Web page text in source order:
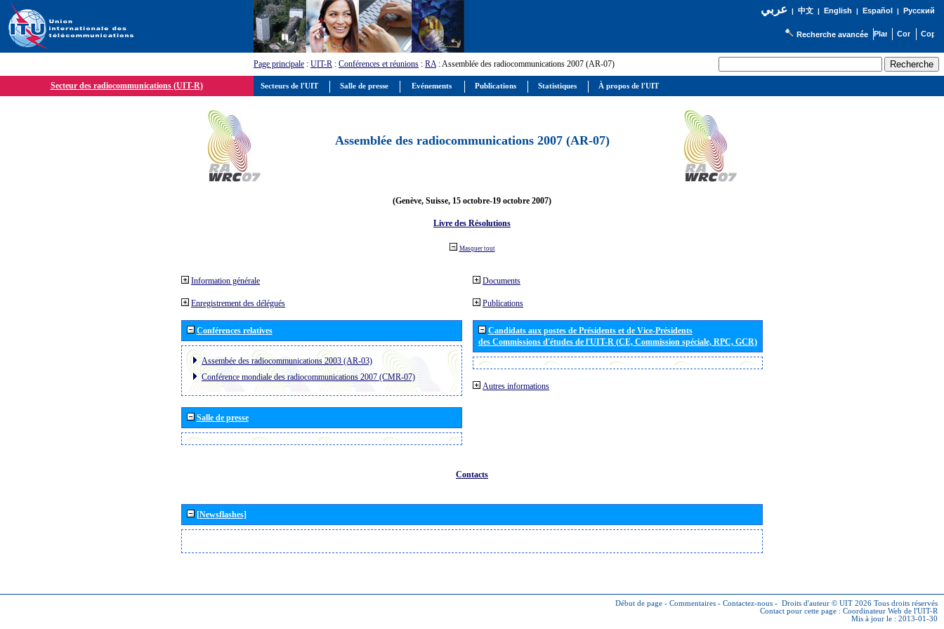
عربي| 中文| English | Español | Русский
Recherche avancée
Page principale : UIT-R : Conférences et réunions : RA: Assemblée des radiocommunications 2007 (AR-07)
Secteur des radiocommunications (UIT-R)
Assemblée des radiocommunications 2007 (AR-07)
(Genève, Suisse, 15 octobre-19 octobre 2007)
Livre des Résolutions
Masquer tout
Information générale
Enregistrement des délégués
Conférences relatives
Assembée des radiocommunications 2003 (AR-03)
Conférence mondiale des radiocommunications 2007 (CMR-07)
Salle de presse
Documents
Publications
Candidats aux postes de Présidents et de Vice-Présidents
des Commissions d'études de l'UIT-R (CE, Commission spéciale, RPC, GCR)
Autres informations
Contacts
[Newsflashes]
Début de page - Commentaires - Contactez-nous - Droits d'auteur © UIT 2026 Tous droits réservés
Contact pour cette page : Coordinateur Web de l'UIT-R
Mis à jour le : 2013-01-30
Secteurs de l'UIT Salle de presse Evénements Publications Statistiques À propos de l'UIT